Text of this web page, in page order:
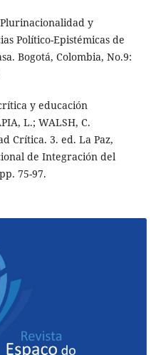
y
Político-Epistémicas de
Bogotá, Colombia, No.9:
y educación
L.; WALSH, C.
Crítica. 3. ed. La Paz,
de Integración del
75-97.